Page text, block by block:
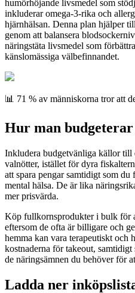
humörhöjande livsmedel som
inkluderar omega-3-rika och
hjärnhälsan. Denna plan hjälper
genom att balansera
näringstäta livsmedel som
känslomässiga välbefinnandet.
📊 71 % av människorna tror att
Hur man
Inkludera budgetvänliga källor till
valnötter, istället för dyra
att spara pengar samtidigt som
mental hälsa. De är lika
mer prisvärda.
Köp fullkornsprodukter i bulk för
eftersom de ofta är billigare och
hemma kan vara terapeutiskt och
kostnaderna för takeout,
de näringsämnen du behöver för
Ladda ner